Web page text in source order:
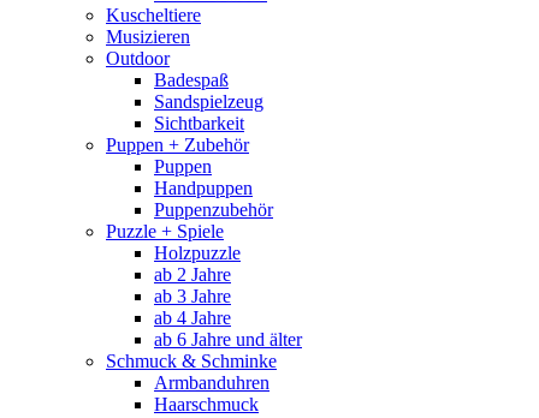
Kuscheltiere
Musizieren
Outdoor
Badespaß
Sandspielzeug
Sichtbarkeit
Puppen + Zubehör
Puppen
Handpuppen
Puppenzubehör
Puzzle + Spiele
Holzpuzzle
ab 2 Jahre
ab 3 Jahre
ab 4 Jahre
ab 6 Jahre und älter
Schmuck & Schminke
Armbanduhren
Haarschmuck